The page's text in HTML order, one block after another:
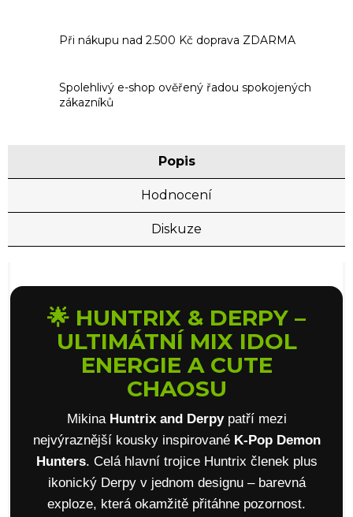
Při nákupu nad 2.500 Kč doprava ZDARMA
Spolehlivý e-shop ověřený řadou spokojených
zákazníků
Popis
Hodnocení
Diskuze
🌟 HUNTRIX & DERPY –
ULTIMÁTNÍ MIX IDOL
ENERGIE A CUTE
CHAOSU
Mikina Huntrix and Derpypatří mezi
nejvýraznější kousky inspirované K-Pop Demon
Hunters. Celá hlavní trojice Huntrix členek plus
ikonický Derpy v jednom designu – barevná
exploze, která okamžitě přitáhne pozornost.